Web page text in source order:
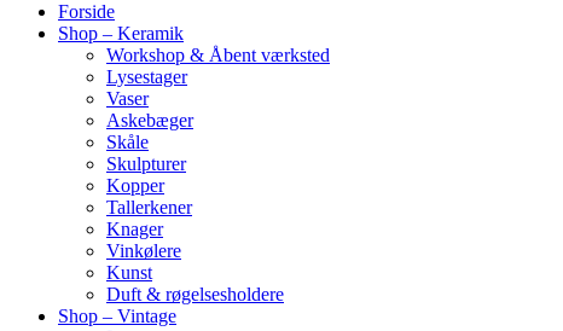
Forside
Shop – Keramik
Workshop & Åbent værksted
Lysestager
Vaser
Askebæger
Skåle
Skulpturer
Kopper
Tallerkener
Knager
Vinkølere
Kunst
Duft & røgelsesholdere
Shop – Vintage